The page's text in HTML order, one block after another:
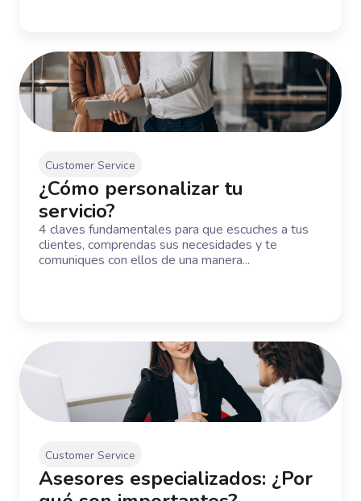
Customer Service
¿Cómo personalizar tu
servicio?
4 claves fundamentales para que escuches a tus
clientes, comprendas sus necesidades y te
comuniques con ellos de una manera...
Customer Service
Asesores especializados: ¿Por